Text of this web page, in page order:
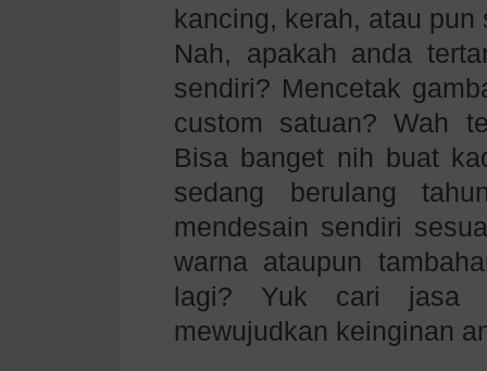
kancing, kerah, atau pun
Nah, apakah anda
sendiri? Mencetak
custom satuan? Wah
Bisa banget nih buat
sedang berulang
mendesain sendiri
warna ataupun
lagi? Yuk cari jasa
mewujudkan keinginan